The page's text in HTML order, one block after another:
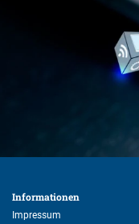
Informationen
Impressum